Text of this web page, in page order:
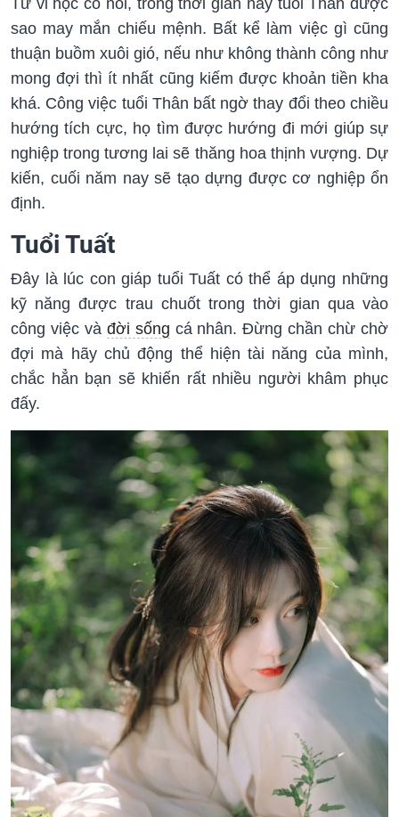
sao may mắn chiếu mệnh. Bất kể làm việc gì cũng
thuận buồm xuôi gió, nếu như không thành công như
mong đợi thì ít nhất cũng kiếm được khoản tiền kha
khá. Công việc tuổi Thân bất ngờ thay đổi theo chiều
hướng tích cực, họ tìm được hướng đi mới giúp sự
nghiệp trong tương lai sẽ thăng hoa thịnh vượng. Dự
kiến, cuối năm nay sẽ tạo dựng được cơ nghiệp ổn
định.
Tuổi Tuất
Đây là lúc con giáp tuổi Tuất có thể áp dụng những
kỹ năng được trau chuốt trong thời gian qua vào
công việc và đời sống cá nhân. Đừng chần chừ chờ
đợi mà hãy chủ động thể hiện tài năng của mình,
chắc hẳn bạn sẽ khiến rất nhiều người khâm phục
đấy.